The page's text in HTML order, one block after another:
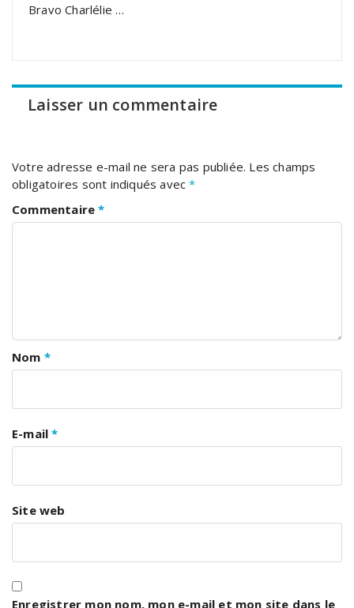
Bravo Charlélie …
Laisser un commentaire
Votre adresse e-mail ne sera pas publiée. Les champs
obligatoires sont indiqués avec*
Commentaire*
Nom *
E-mail*
Site web
Enregistrer mon nom, mon e-mail et mon site dans le